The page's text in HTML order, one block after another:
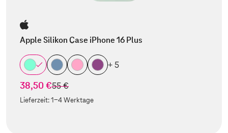
Apple Silikon Case iPhone 16 Plus
+ 5
38,50 €statt
55 €
Lieferzeit:1-4 Werktage